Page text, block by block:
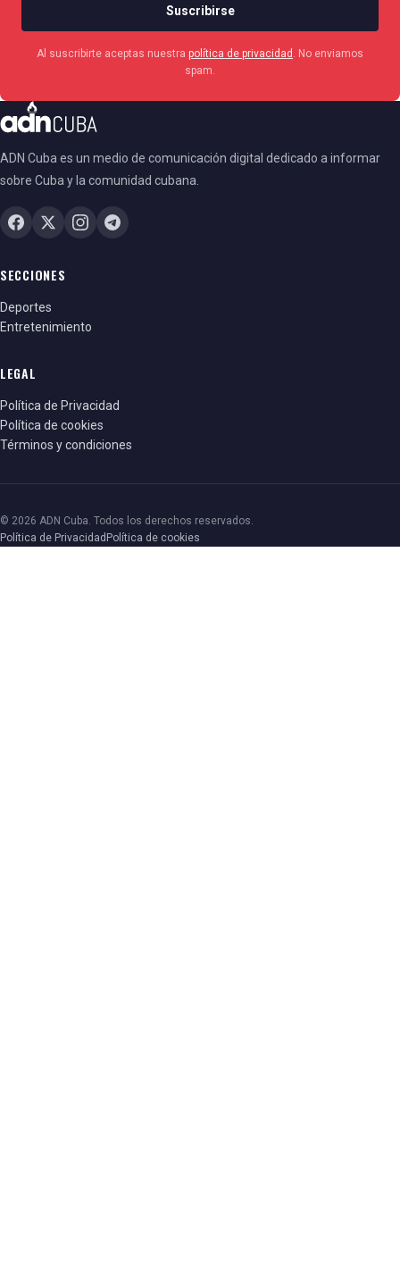
Suscribirse
Al suscribirte aceptas nuestra política de privacidad
. No enviamos
spam.
ADN Cuba es un medio de comunicación digital dedicado a informar
sobre Cuba y la comunidad cubana.
SECCIONES
Deportes
Entretenimiento
LEGAL
Política de Privacidad
Política de cookies
Términos y condiciones
© 2026 ADN Cuba. Todos los derechos reservados.
Política de Privacidad Política de cookies